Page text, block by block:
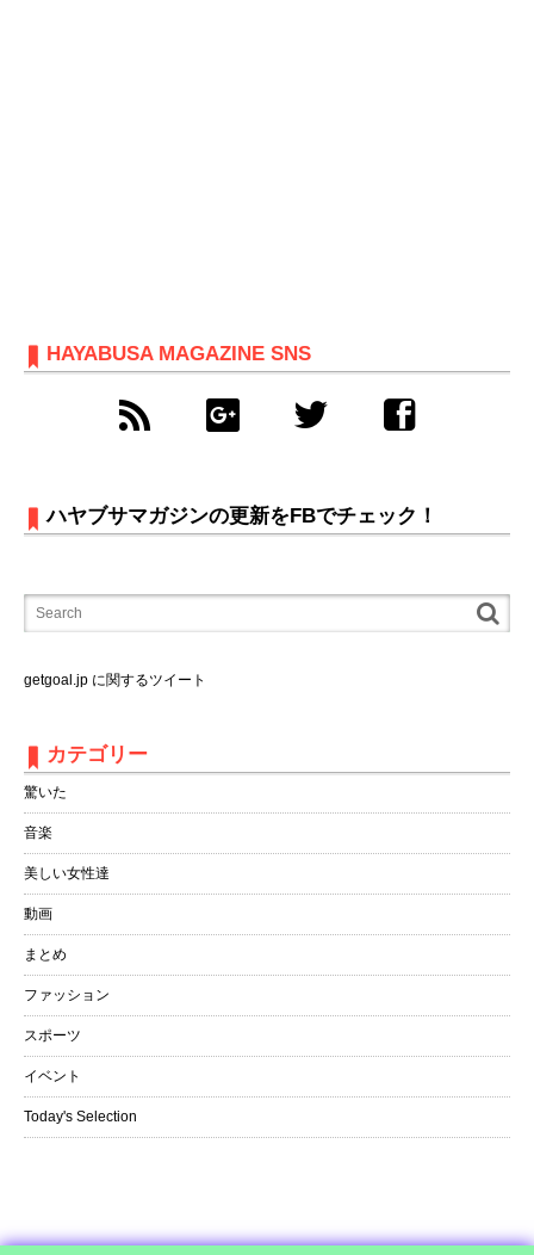
HAYABUSA MAGAZINE SNS
ハヤブサマガジンの更新をFBでチェック！
getgoal.jp に関するツイート
カテゴリー
驚いた
音楽
美しい女性達
動画
まとめ
ファッション
スポーツ
イベント
Today's Selection